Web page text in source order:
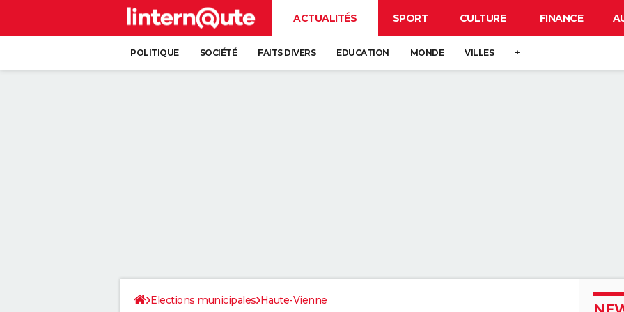
ACTUALITÉS SPORT CULTURE FINANCE
POLITIQUE SOCIÉTÉ FAITS DIVERS EDUCATION MONDE VILLES +
Elections municipales Haute-Vienne